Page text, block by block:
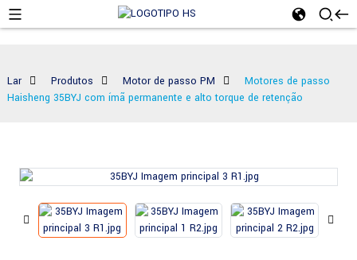
Lar Produtos Motor de passo PM
Motores de passo
Haisheng 35BYJ com ímã permanente e alto torque de retenção